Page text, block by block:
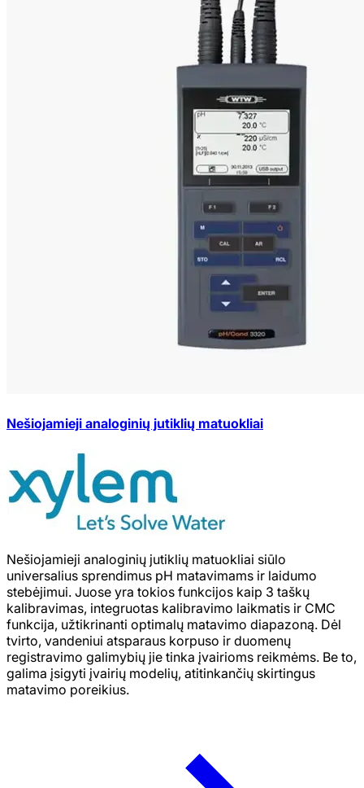
Nešiojamieji analoginių jutiklių matuokliai
Nešiojamieji analoginių jutiklių matuokliai siūlo
universalius sprendimus pH matavimams ir laidumo
stebėjimui. Juose yra tokios funkcijos kaip 3 taškų
kalibravimas, integruotas kalibravimo laikmatis ir CMC
funkcija, užtikrinanti optimalų matavimo diapazoną. Dėl
tvirto, vandeniui atsparaus korpuso ir duomenų
registravimo galimybių jie tinka įvairioms reikmėms. Be to,
galima įsigyti įvairių modelių, atitinkančių skirtingus
matavimo poreikius.